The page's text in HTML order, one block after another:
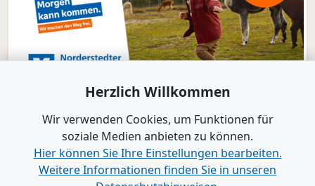
Herzlich Willkommen
Wir verwenden Cookies, um Funktionen für
soziale Medien anbieten zu können.
Hier können Sie Ihre Einstellungen bearbeiten.
Weitere Informationen finden Sie in unseren